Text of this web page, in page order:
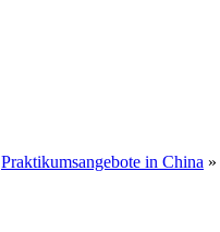
Praktikumsangebote in China »